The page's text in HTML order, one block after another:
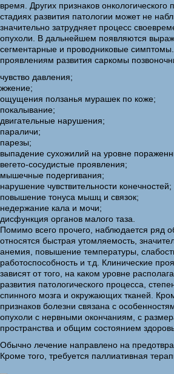
время. Других признаков онкологического
стадиях развития патологии может не
значительно затрудняет процесс
опухоли. В дальнейшем появляются
сегментарные и проводниковые
проявлениям развития саркомы
чувство давления;
жжение;
ощущения ползанья мурашек по коже;
покалывание;
двигательные нарушения;
параличи;
парезы;
выпадение сухожилий на уровне
вегето-сосудистые проявления;
мышечные подергивания;
нарушение чувствительности конечностей;
повышение тонуса мышц и связок;
недержание кала и мочи;
дисфункция органов малого таза.
Помимо всего прочего, наблюдается ряд
относятся быстрая утомляемость,
анемия, повышение температуры,
работоспособность и т.д. Клинические
зависят от того, на каком уровне
развития патологического процесса,
спинного мозга и окружающих тканей.
признаков болезни связана с
опухоли с нервными окончаниям, с
пространства и общим состоянием
Обычно лечение направлено на
Кроме того, требуется паллиативная